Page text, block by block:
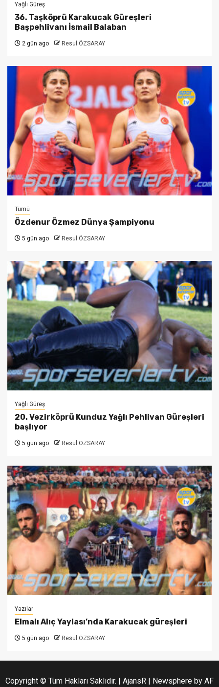
Yağlı Güreş
36. Taşköprü Karakucak Güreşleri
Başpehlivanı İsmail Balaban
2 gün ago Resul ÖZSARAY
Tümü
Özdenur Özmez Dünya Şampiyonu
5 gün ago Resul ÖZSARAY
Yağlı Güreş
20. Vezirköprü Kunduz Yağlı Pehlivan Güreşleri
başlıyor
5 gün ago Resul ÖZSARAY
Yazılar
Elmalı Alıç Yaylası’nda Karakucak güreşleri
5 gün ago Resul ÖZSARAY
Copyright © Tüm Hakları Saklıdır. | AjansR | Newsphere by AF